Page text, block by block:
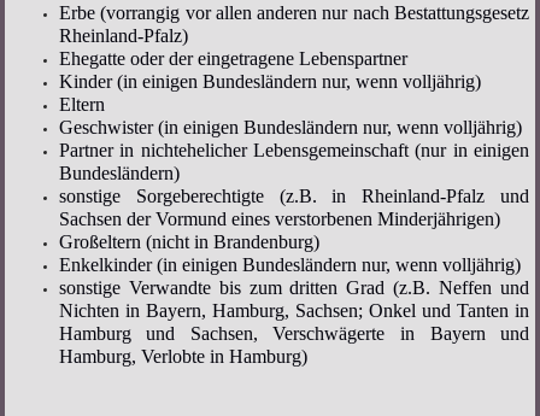
Erbe (vorrangig vor allen anderen nur nach Bestattungsgesetz
Rheinland-Pfalz)
Ehegatte oder der eingetragene Lebenspartner
Kinder (in einigen Bundesländern nur, wenn volljährig)
Eltern
Geschwister (in einigen Bundesländern nur, wenn volljährig)
Partner in nichtehelicher Lebensgemeinschaft (nur in einigen
Bundesländern)
sonstige Sorgeberechtigte (z.B. in Rheinland-Pfalz und
Sachsen der Vormund eines verstorbenen Minderjährigen)
Großeltern (nicht in Brandenburg)
Enkelkinder (in einigen Bundesländern nur, wenn volljährig)
sonstige Verwandte bis zum dritten Grad (z.B. Neffen und
Nichten in Bayern, Hamburg, Sachsen; Onkel und Tanten in
Hamburg und Sachsen, Verschwägerte in Bayern und
Hamburg, Verlobte in Hamburg)